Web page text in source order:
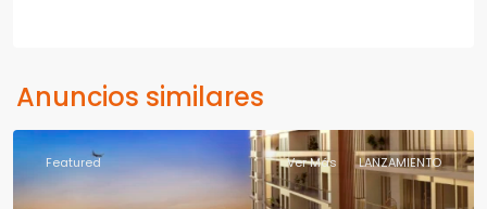
Anuncios similares
Featured Ver Más LANZAMIENTO